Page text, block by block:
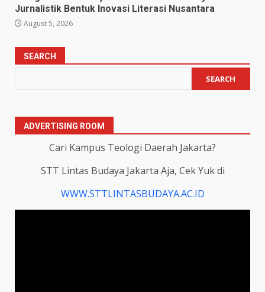
Jurnalistik Bentuk Inovasi Literasi Nusantara
August 5, 2026
SEARCH
SEARCH
ADVERTISING ROOM
Cari Kampus Teologi Daerah Jakarta?
STT Lintas Budaya Jakarta Aja, Cek Yuk di
WWW.STTLINTASBUDAYA.AC.ID